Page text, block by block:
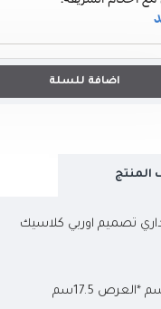
اضافة للسلة
تصميم اوربي كلاسيك